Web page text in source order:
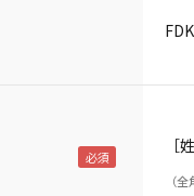
［
（